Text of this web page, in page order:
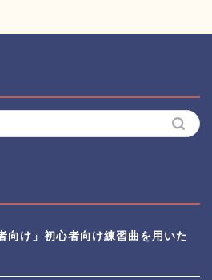
向け」初心者向け練習曲を用いた